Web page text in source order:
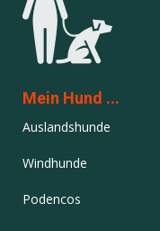
Mein Hund ...
Auslandshunde
Windhunde
Podencos